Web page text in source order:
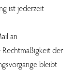
ist jederzeit
an
Rechtmäßigkeit der
bleibt